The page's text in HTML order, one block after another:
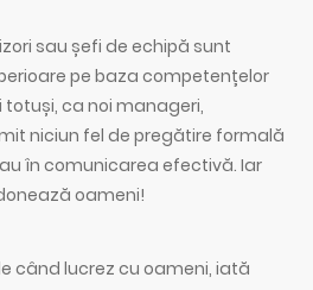
sau șefi de echipă sunt
pe baza competențelor
ca noi manageri,
niciun fel de pregătire formală
în comunicarea efectivă. Iar
oameni!
când lucrez cu oameni, iată